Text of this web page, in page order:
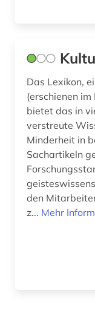
Das Lexikon,
(erschienen
bietet das in
verstreute
Minderheit in
Sachartikeln
den
z... Mehr